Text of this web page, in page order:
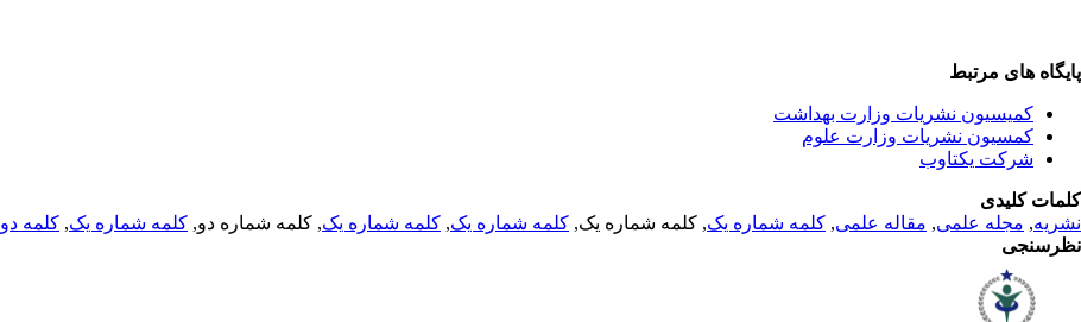
پایگاه های مرتبط
کمیسیون نشریات وزارت بهداشت
کمسیون نشریات وزارت علوم
شرکت یکتاوب
کلمات کلیدی
نشریه, مجله علمی, مقاله علمی, کلمه شماره یک, کلمه شماره یک, کلمه شماره یک, کلمه شماره یک, کلمه شماره دو, کلمه شماره یک, کلمه دو
نظرسنجی